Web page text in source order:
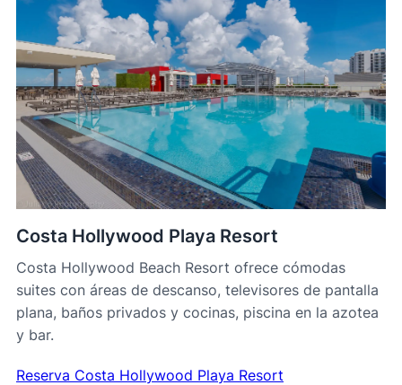
Costa Hollywood Playa Resort
Costa Hollywood Beach Resort ofrece cómodas
suites con áreas de descanso, televisores de pantalla
plana, baños privados y cocinas, piscina en la azotea
y bar.
Reserva Costa Hollywood Playa Resort